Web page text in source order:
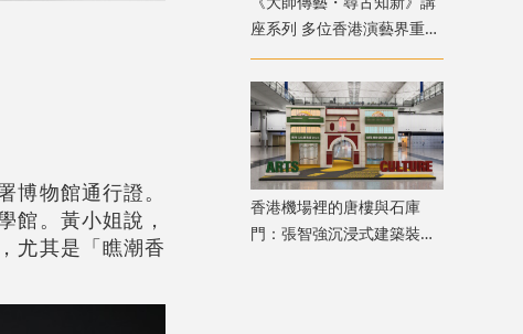
物館通行證。
館。黃小姐說，
尤其是「瞧潮香
座系列 多位香港演藝界重量
級嘉賓登場
香港機場裡的唐樓與石庫
門：張智強沉浸式建築裝置